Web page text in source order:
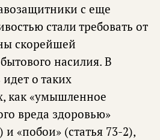
с еще
стали требовать от
скорейшей
насилия. В
о таких
как «умышленное
вреда здоровью»
и «побои» (статья 73-2),